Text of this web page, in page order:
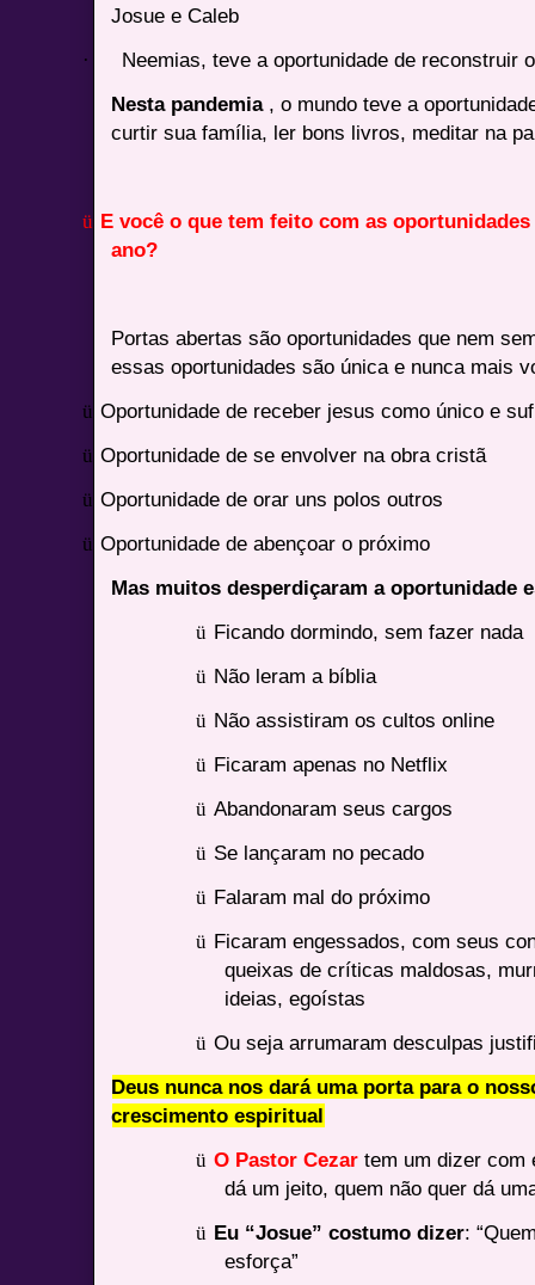
Josue e Caleb
·
Neemias, teve a oportunidade de reconstruir
Nesta pandemia, o mundo teve a
curtir sua família, ler bons livros, meditar na
ü E você o que tem feito com as
ano?
Portas abertas são oportunidades que nem
essas oportunidades são única e nunca mais
ü Oportunidade de receber jesus como único e
ü Oportunidade de se envolver na obra cristã
ü Oportunidade de orar uns polos outros
ü Oportunidade de abençoar o próximo
Mas muitos desperdiçaram a oportunidade
ü Ficando dormindo, sem fazer nada
ü Não leram a bíblia
ü Não assistiram os cultos online
ü Ficaram apenas no Netflix
ü Abandonaram seus cargos
ü Se lançaram no pecado
ü Falaram mal do próximo
ü Ficaram engessados, com seus
queixas de críticas maldosas,
ideias, egoístas
ü Ou seja arrumaram desculpas
Deus nunca nos dará uma porta para o
crescimento espiritual
ü O Pastor Cezar tem um dizer com
dá um jeito, quem não quer dá
ü Eu “Josue” costumo dizer:
esforça”